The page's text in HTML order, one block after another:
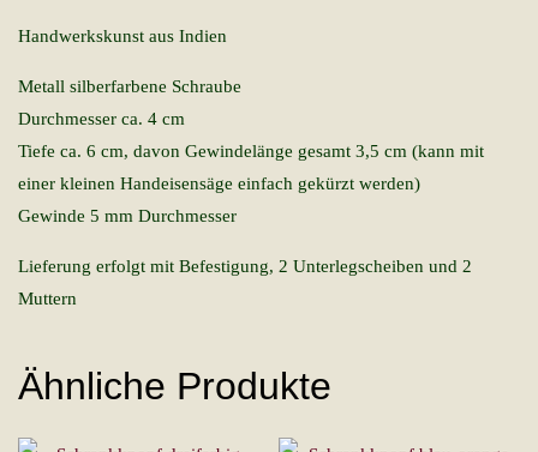
Handwerkskunst aus Indien
Metall silberfarbene Schraube
Durchmesser ca. 4 cm
Tiefe ca. 6 cm, davon Gewindelänge gesamt 3,5 cm (kann mit
einer kleinen Handeisensäge einfach gekürzt werden)
Gewinde 5 mm Durchmesser
Lieferung erfolgt mit Befestigung, 2 Unterlegscheiben und 2
Muttern
Ähnliche Produkte